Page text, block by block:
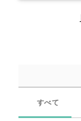
すべて